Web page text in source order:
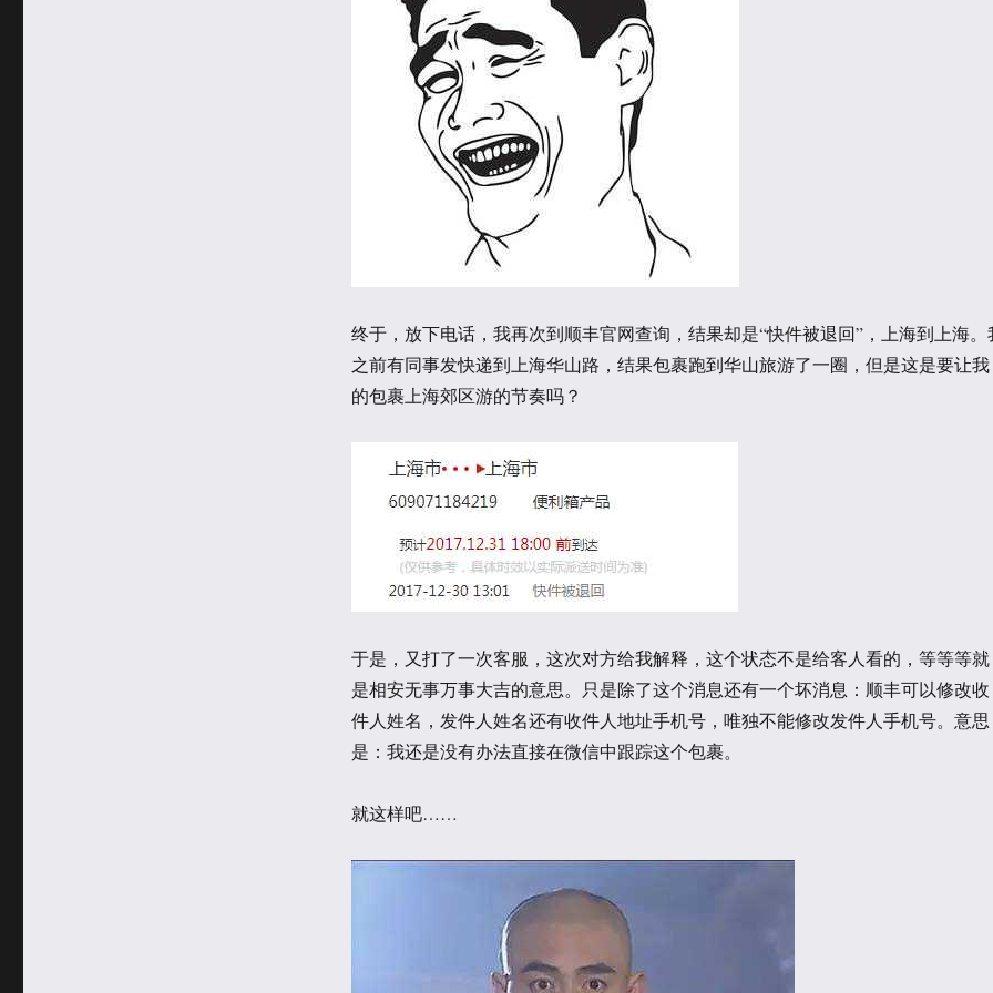
终于，放下电话，我再次到顺丰官网查询，结果却是“快件被退回”，上海到上海。
之前有同事发快递到上海华山路，结果包裹跑到华山旅游了一圈，但是这是要让我
的包裹上海郊区游的节奏吗？
于是，又打了一次客服，这次对方给我解释，这个状态不是给客人看的，等等等就
是相安无事万事大吉的意思。只是除了这个消息还有一个坏消息：顺丰可以修改收
件人姓名，发件人姓名还有收件人地址手机号，唯独不能修改发件人手机号。意思
是：我还是没有办法直接在微信中跟踪这个包裹。
就这样吧……